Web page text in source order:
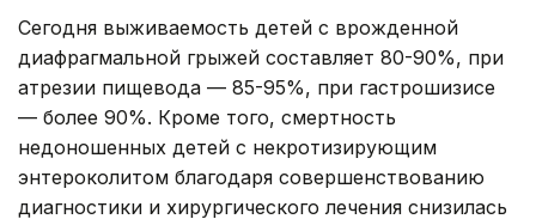
Сегодня выживаемость детей с врожденной
диафрагмальной грыжей составляет 80-90%, при
атрезии пищевода — 85-95%, при гастрошизисе
— более 90%. Кроме того, смертность
недоношенных детей с некротизирующим
энтероколитом благодаря совершенствованию
диагностики и хирургического лечения снизилась